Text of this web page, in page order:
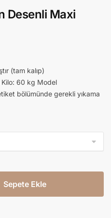
Desenli Maxi
(tam kalıp)
Kilo: 60 kg Model
bölümünde gerekli yıkama
Sepete Ekle